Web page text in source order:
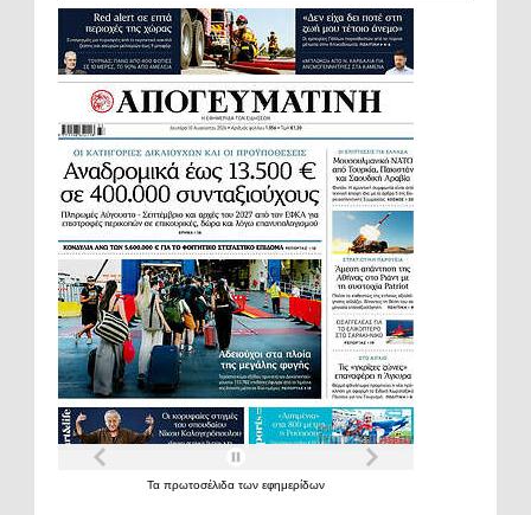
Τα πρωτοσέλιδα των εφημερίδων